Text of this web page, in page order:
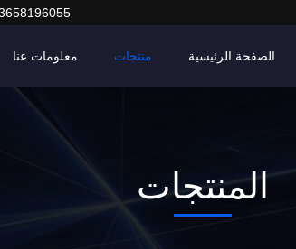
الصفحة الرئيسية منتجات معلومات عنا
المنتجات